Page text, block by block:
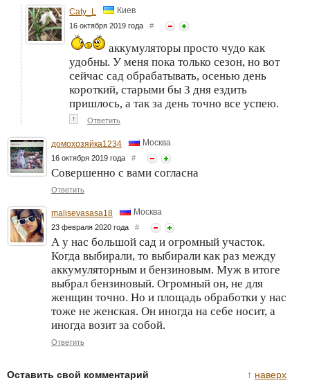
Caty_L Киев
16 октября 2019 года #
аккумуляторы просто чудо как
удобны. У меня пока только сезон, но вот
сейчас сад обрабатывать, осенью день
короткий, старыми бы 3 дня ездить
пришлось, а так за день точно все успею.
↑ Ответить
домохозяйка1234 Москва
16 октября 2019 года #
Совершенно с вами согласна
Ответить
malisevasasa18 Москва
23 февраля 2020 года #
А у нас большой сад и огромный участок.
Когда выбирали, то выбирали как раз между
аккумуляторным и бензиновым. Муж в итоге
выбрал бензиновый. Огромный он, не для
женщин точно. Но и площадь обработки у нас
тоже не женская. Он иногда на себе носит, а
иногда возит за собой.
Ответить
↑ наверх
Оставить свой комментарий